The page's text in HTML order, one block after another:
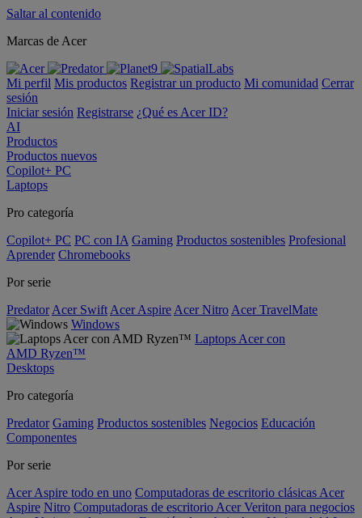
Saltar al contenido
Marcas de Acer
Mi perfil Mis productos Registrar un producto Mi comunidad Cerrar
sesión
Iniciar sesión Registrarse ¿Qué es Acer ID?
AI
Productos
Productos nuevos
Copilot+ PC
Laptops
Pro categoría
Copilot+ PC PC con IA Gaming Productos sostenibles Profesional
Aprender Chromebooks
Por serie
Predator Acer Swift Acer Aspire Acer Nitro Acer TravelMate
Windows
Laptops Acer con
AMD Ryzen™
Desktops
Pro categoría
Predator Gaming Productos sostenibles Negocios Educación
Componentes
Por serie
Acer Aspire todo en uno Computadoras de escritorio clásicas Acer
Aspire Nitro Computadoras de escritorio Acer Veriton para negocios